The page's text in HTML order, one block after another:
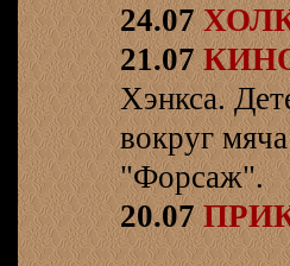
24.07
21.07
Хэнкса.
вокруг
"Форсаж".
20.07